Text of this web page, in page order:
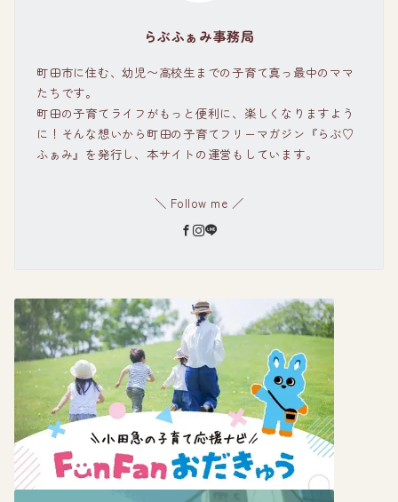
らぶふぁみ事務局
町田市に住む、幼児〜高校生までの子育て真っ最中のママ
たちです。
町田の子育てライフがもっと便利に、楽しくなりますよう
に！そんな想いから町田の子育てフリーマガジン『らぶ♡
ふぁみ』を発行し、本サイトの運営もしています。
＼ Follow me ／